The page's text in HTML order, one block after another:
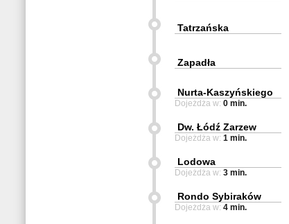
Tatrzańska
Zapadła
Nurta-Kaszyńskiego
Dojeżdża w: 0 min.
Dw. Łódź Zarzew
Dojeżdża w: 1 min.
Lodowa
Dojeżdża w: 3 min.
Rondo Sybiraków
Dojeżdża w: 4 min.